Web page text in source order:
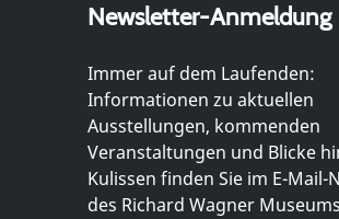
Newsletter-Anmeldung
Immer auf dem Laufenden:
Informationen zu aktuellen
Ausstellungen, kommenden
Veranstaltungen und Blicke
Kulissen finden Sie im E-Mail-
des Richard Wagner